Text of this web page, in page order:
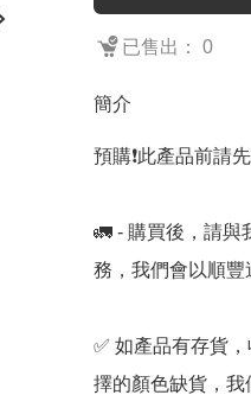
已售出： 0
簡介
預購❗️此產品前請
🚛 - 購買後，請與
務，我們會以順豐
✅ 如產品有存貨
擇的顏色缺貨，我